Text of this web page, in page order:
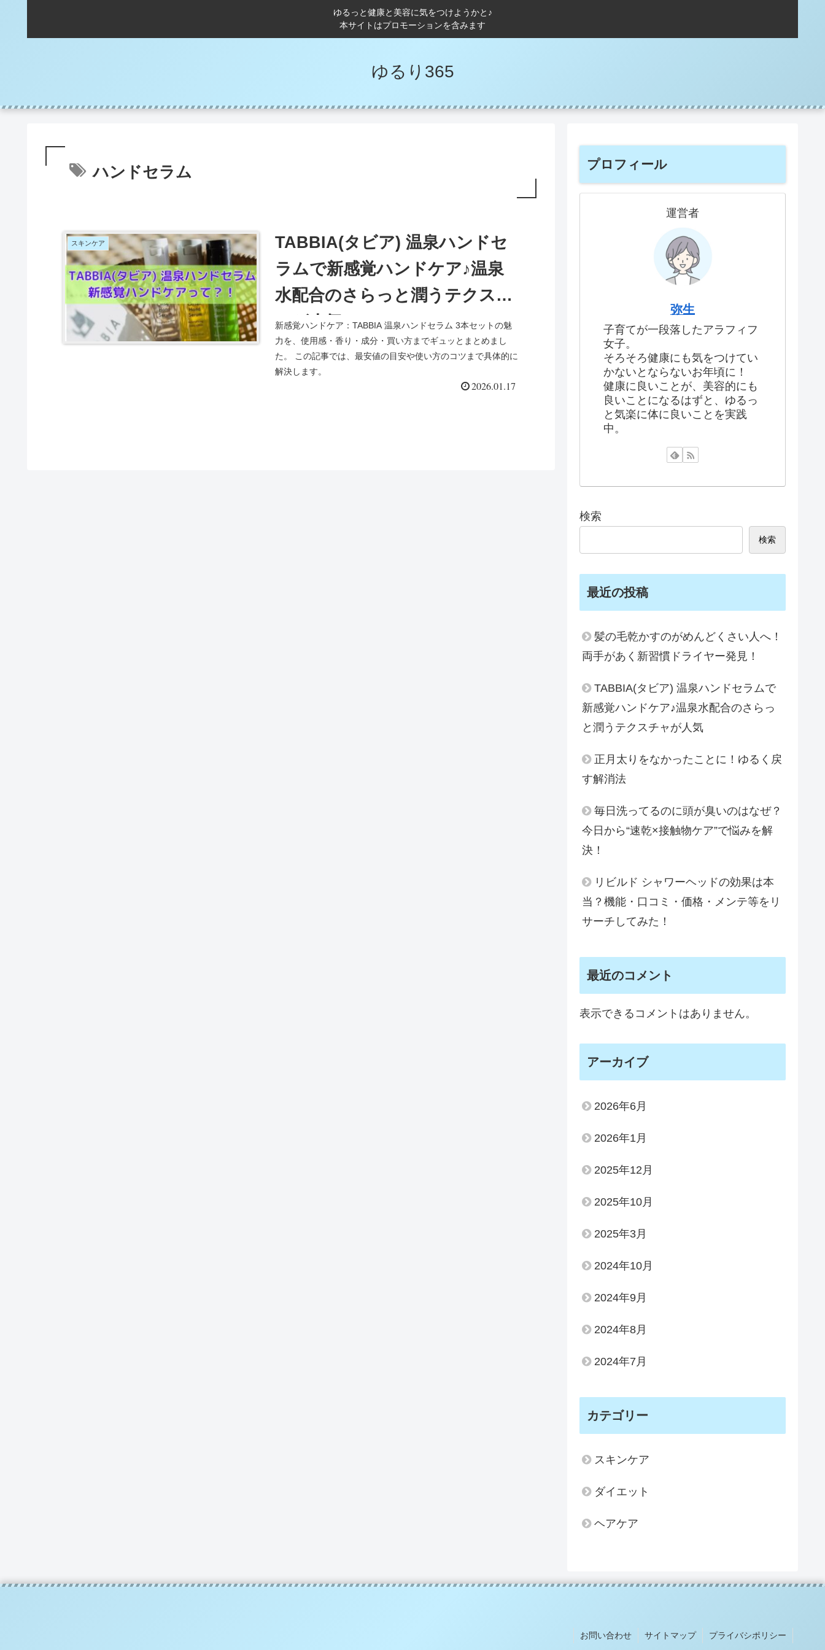
ゆるっと健康と美容に気をつけようかと♪
本サイトはプロモーションを含みます
ゆるり365
ハンドセラム
スキンケア
TABBIA(タビア) 温泉ハンドセ
ラムで新感覚ハンドケア♪温泉
水配合のさらっと潤うテクスチ
ャが人気
新感覚ハンドケア：TABBIA 温泉ハンドセラム 3本セットの魅
力を、使用感・香り・成分・買い方までギュッとまとめまし
た。 この記事では、最安値の目安や使い方のコツまで具体的に
解決します。
2026.01.17
プロフィール
運営者
弥生
子育てが一段落したアラフィフ
女子。
そろそろ健康にも気をつけてい
かないとならないお年頃に！
健康に良いことが、美容的にも
良いことになるはずと、ゆるっ
と気楽に体に良いことを実践
中。
検索
検索
最近の投稿
髪の毛乾かすのがめんどくさい人へ！
両手があく新習慣ドライヤー発見！
TABBIA(タビア) 温泉ハンドセラムで
新感覚ハンドケア♪温泉水配合のさらっ
と潤うテクスチャが人気
正月太りをなかったことに！ゆるく戻
す解消法
毎日洗ってるのに頭が臭いのはなぜ？
今日から“速乾×接触物ケア”で悩みを解
決！
リビルド シャワーヘッドの効果は本
当？機能・口コミ・価格・メンテ等をリ
サーチしてみた！
最近のコメント
表示できるコメントはありません。
アーカイブ
2026年6月
2026年1月
2025年12月
2025年10月
2025年3月
2024年10月
2024年9月
2024年8月
2024年7月
カテゴリー
スキンケア
ダイエット
ヘアケア
お問い合わせ サイトマップ プライバシポリシー